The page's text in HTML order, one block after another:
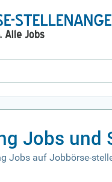
Jobs und
Jobs auf Jobbörse-